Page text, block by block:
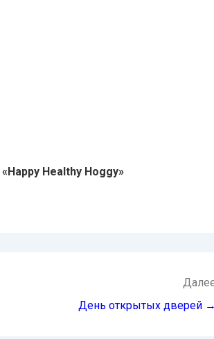
«Happy Healthy Hoggy»
День открытых дверей